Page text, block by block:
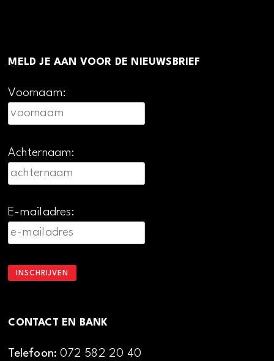
MELD JE AAN VOOR DE NIEUWSBRIEF
Voornaam:
Achternaam:
E-mailadres:
CONTACT EN BANK
Telefoon:072 582 20 40